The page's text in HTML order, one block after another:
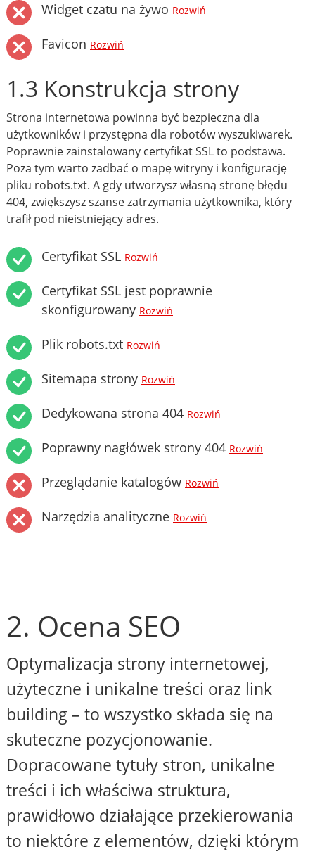
Widget czatu na żywo Rozwiń
Favicon Rozwiń
1.3 Konstrukcja strony
Strona internetowa powinna być bezpieczna dla
użytkowników i przystępna dla robotów wyszukiwarek.
Poprawnie zainstalowany certyfikat SSL to podstawa.
Poza tym warto zadbać o mapę witryny i konfigurację
pliku robots.txt. A gdy utworzysz własną stronę błędu
404, zwiększysz szanse zatrzymania użytkownika, który
trafił pod nieistniejący adres.
Certyfikat SSL Rozwiń
Certyfikat SSL jest poprawnie
skonfigurowany Rozwiń
Plik robots.txt Rozwiń
Sitemapa strony Rozwiń
Dedykowana strona 404 Rozwiń
Poprawny nagłówek strony 404 Rozwiń
Przeglądanie katalogów Rozwiń
Narzędzia analityczne Rozwiń
2. Ocena SEO
Optymalizacja strony internetowej,
użyteczne i unikalne treści oraz link
building – to wszystko składa się na
skuteczne pozycjonowanie.
Dopracowane tytuły stron, unikalne
treści i ich właściwa struktura,
prawidłowo działające przekierowania
to niektóre z elementów, dzięki którym